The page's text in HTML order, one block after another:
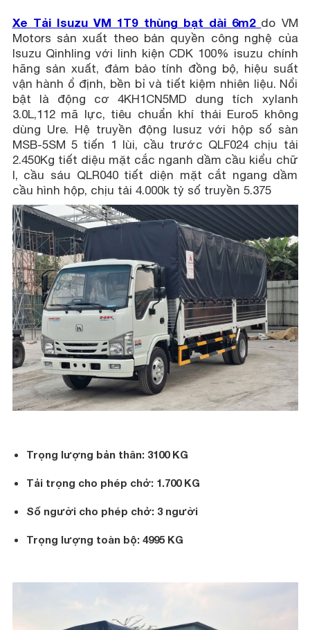
Xe Tải Isuzu VM 1T9 thùng bạt dài 6m2 do VM
Motors sản xuất theo bản quyền công nghệ của
Isuzu Qinhling với linh kiện CDK 100% isuzu chính
hãng sản xuất, đảm bảo tính đồng bộ, hiệu suất
vận hành ổ định, bền bỉ và tiết kiệm nhiên liệu. Nổi
bật là động cơ 4KH1CN5MD dung tích xylanh
3.0L,112 mã lực, tiêu chuẩn khí thải Euro5 không
dùng Ure. Hệ truyền động Iusuz với hộp số sàn
MSB-5SM 5 tiến 1 lùi, cầu trước QLF024 chịu tải
2.450Kg tiết diệu mặt cắc nganh dầm cầu kiểu chữ
I, cầu sáu QLR040 tiết diện mặt cắt ngang dầm
cầu hình hộp, chịu tải 4.000k tỷ số truyền 5.375
Trọng lượng bản thân: 3100 KG
Tải trọng cho phép chở: 1.700 KG
Số người cho phép chở: 3 người
Trọng lượng toàn bộ: 4995 KG